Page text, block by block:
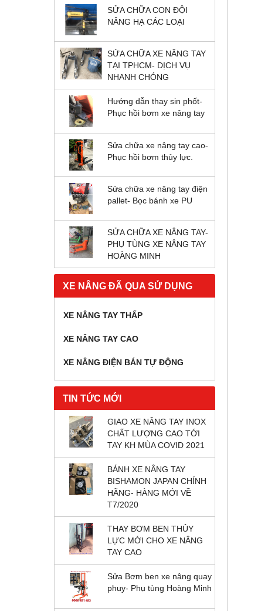
SỬA CHỮA CON ĐỘI
NÂNG HẠ CÁC LOẠI
SỬA CHỮA XE NÂNG TAY
TẠI TPHCM- DỊCH VỤ
NHANH CHÓNG
Hướng dẫn thay sin phốt-
Phục hồi bơm xe nâng tay
Sửa chữa xe nâng tay cao-
Phục hồi bơm thủy lực.
Sửa chữa xe nâng tay điện
pallet- Bọc bánh xe PU
SỬA CHỮA XE NÂNG TAY-
PHỤ TÙNG XE NÂNG TAY
HOÀNG MINH
XE NÂNG ĐÃ QUA SỬ DỤNG
XE NÂNG TAY THẤP
XE NÂNG TAY CAO
XE NÂNG ĐIỆN BÁN TỰ ĐỘNG
TIN TỨC MỚI
GIAO XE NÂNG TAY INOX
CHẤT LƯỢNG CAO TỚI
TAY KH MÙA COVID 2021
BÁNH XE NÂNG TAY
BISHAMON JAPAN CHÍNH
HÃNG- HÀNG MỚI VỀ
T7/2020
THAY BƠM BEN THỦY
LỰC MỚI CHO XE NÂNG
TAY CAO
Sửa Bơm ben xe nâng quay
phuy- Phụ tùng Hoàng Minh